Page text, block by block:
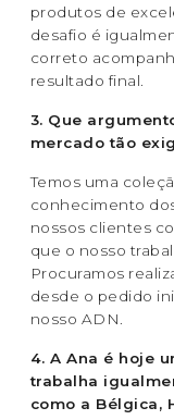
produtos de
desafio é
correto
resultado final.
3. Que
mercado tão
Temos uma
conhecimento
nossos clientes
que o nosso
Procuramos
desde o pedido
nosso ADN.
4. A Ana é hoje
trabalha
como a Bélgica,